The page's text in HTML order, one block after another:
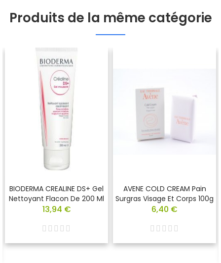
Produits de la même catégorie
BIODERMA CREALINE DS+ Gel
Nettoyant Flacon De 200 Ml
13,94 €
AVENE COLD CREAM Pain
Surgras Visage Et Corps 100g
6,40 €